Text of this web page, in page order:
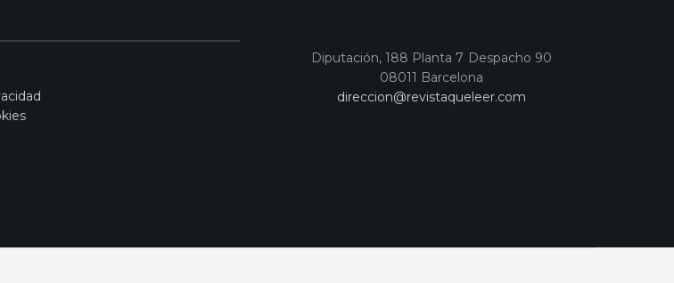
Diputación, 188 Planta 7 Despacho 90
08011 Barcelona
direccion@revistaqueleer.com